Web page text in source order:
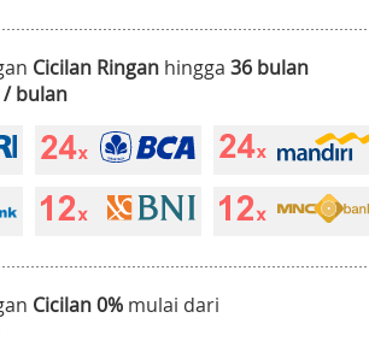
Cicilan Ringan hingga 36 bulan
/ bulan
Cicilan 0% mulai dari